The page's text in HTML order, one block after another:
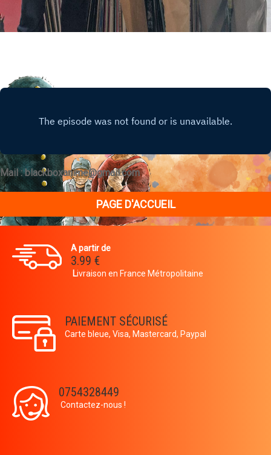
Mail : blackboxanime@gmail.com
A partir de
3.99 €
Livraison en France Métropolitaine
PAIEMENT SÉCURISÉ
Carte bleue, Visa, Mastercard, Paypal
0754328449
Contactez-nous !